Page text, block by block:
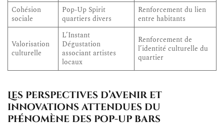
Cohésion
sociale
Pop-Up Spirit
quartiers divers
Renforcement du lien
entre habitants
Valorisation
culturelle
L’Instant
Dégustation
associant artistes
locaux
Renforcement de
l’identité culturelle du
quartier
Les perspectives d’avenir et
innovations attendues du
phénomène des pop-up bars